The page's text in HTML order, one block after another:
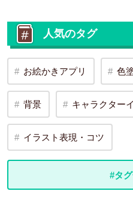
人気のタグ
お絵かきアプリ 色
背景 キャラクター
イラスト表現・コツ
#タ